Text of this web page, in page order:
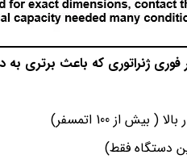
ژنراتوری که باعث برتری